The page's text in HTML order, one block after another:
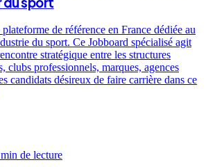
de référence en France dédiée au
du sport. Ce Jobboard spécialisé agit
stratégique entre les structures
clubs professionnels, marques, agences
candidats désireux de faire carrière dans ce
de lecture